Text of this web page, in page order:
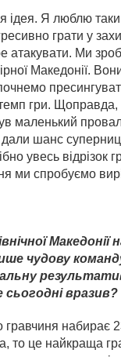
ідея. Я люблю
грати у
атакувати. Ми
Македонії.
гри. Щоправда,
маленький
дали шанс
увесь відрізок
ми спробуємо
Македонії
чудову
сьогодні вразив?
набирає
то це найкраща